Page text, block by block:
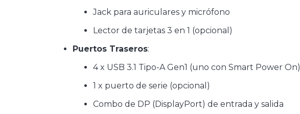
Jack para auriculares y micrófono
Lector de tarjetas 3 en 1 (opcional)
Puertos Traseros:
4 x USB 3.1 Tipo-A Gen1 (uno con Smart Power On)
1 x puerto de serie (opcional)
Combo de DP (DisplayPort) de entrada y salida